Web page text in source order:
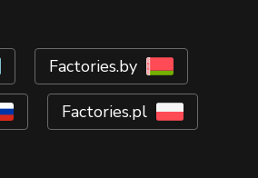
Factories.by
Factories.pl